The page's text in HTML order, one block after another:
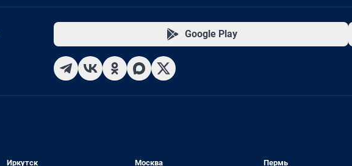
Google Play
Иркутск Москва Пермь